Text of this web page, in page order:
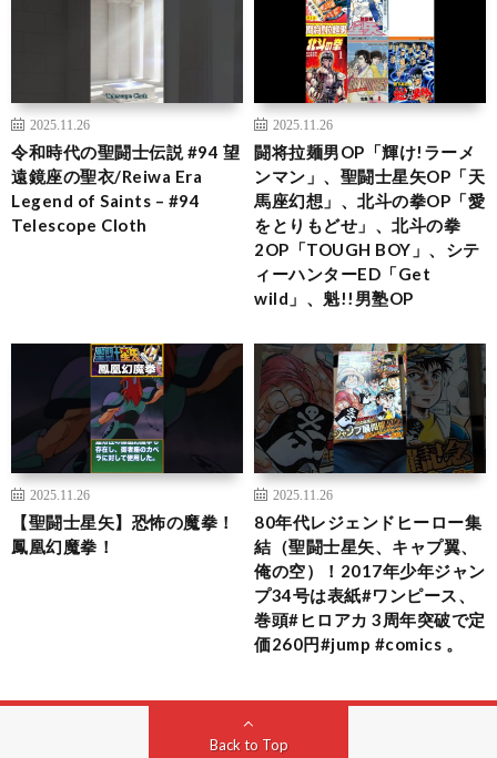
2025.11.26
令和時代の聖闘士伝説 #94 望
遠鏡座の聖衣/Reiwa Era
Legend of Saints – #94
Telescope Cloth
2025.11.26
闘将拉麺男OP「輝け!ラーメ
ンマン」、聖闘士星矢OP「天
馬座幻想」、北斗の拳OP「愛
をとりもどせ」、北斗の拳
2OP「TOUGH BOY」、シテ
ィーハンターED「Get
wild」、魁!!男塾OP
2025.11.26
【聖闘士星矢】恐怖の魔拳！
鳳凰幻魔拳！
2025.11.26
80年代レジェンドヒーロー集
結（聖闘士星矢、キャプ翼、
俺の空）！2017年少年ジャン
プ34号は表紙#ワンピース、
巻頭#ヒロアカ 3周年突破で定
価260円#jump #comics 。
Back to Top